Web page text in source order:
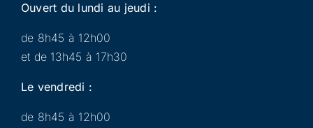
Ouvert du lundi au jeudi :
de 8h45 à 12h00
et de 13h45 à 17h30
Le vendredi :
de 8h45 à 12h00